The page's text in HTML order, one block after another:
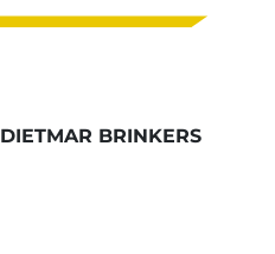
DIETMAR BRINKERS